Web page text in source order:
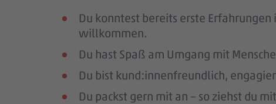
Du konntest bereits erste
willkommen.
Du hast Spaß am Umgang mit
Du bist kund:innenfreundlich,
Du packst gern mit an – so ziehst du